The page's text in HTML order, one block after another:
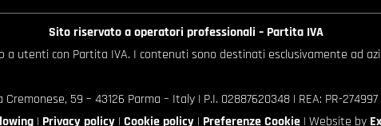
Sito riservato a operatori professionali – Partita IVA
a utenti con Partita IVA. I contenuti sono destinati esclusivamente ad
Cremonese, 59 – 43126 Parma – Italy | P.I. 02887620348 | REA: PR-
| Privacy policy | Cookie policy | Preferenze Cookie | Website by